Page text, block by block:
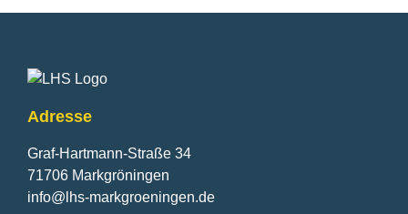
Fusszeile
Adresse
Graf-Hartmann-Straße 34
71706 Markgröningen
info@lhs-markgroeningen.de